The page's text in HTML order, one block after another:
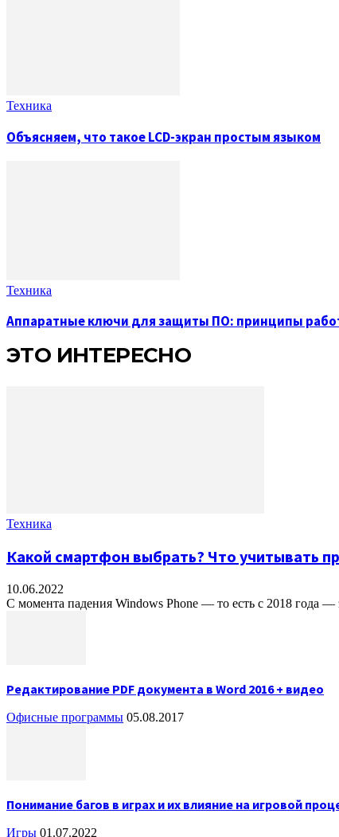
Техника
Объясняем, что такое LCD-экран простым языком
Техника
Аппаратные ключи для защиты ПО: принципы
ЭТО ИНТЕРЕСНО
Техника
Какой смартфон выбрать? Что учитывать
10.06.2022
С момента падения Windows Phone — то есть с 2018 года
Редактирование PDF документа в Word 2016 + видео
Офисные программы 05.08.2017
Понимание багов в играх и их влияние на игровой
Игры 01.07.2022